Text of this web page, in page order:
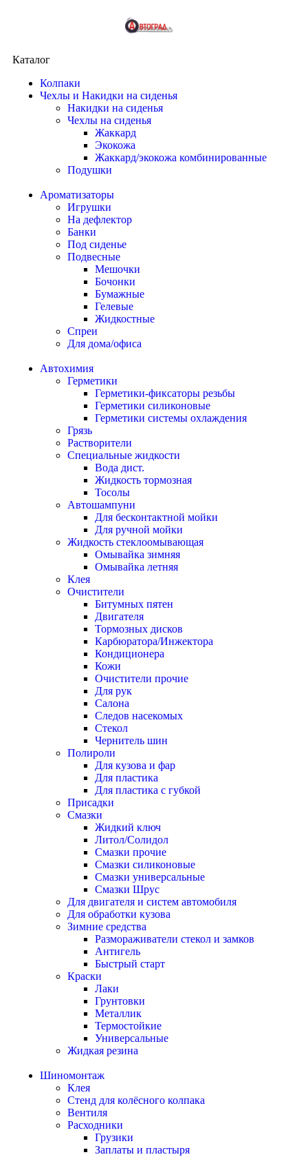
Каталог
Колпаки
Чехлы и Накидки на сиденья
Накидки на сиденья
Чехлы на сиденья
Жаккард
Экокожа
Жаккард/экокожа комбинированные
Подушки
Ароматизаторы
Игрушки
На дефлектор
Банки
Под сиденье
Подвесные
Мешочки
Бочонки
Бумажные
Гелевые
Жидкостные
Спреи
Для дома/офиса
Автохимия
Герметики
Герметики-фиксаторы резьбы
Герметики силиконовые
Герметики системы охлаждения
Грязь
Растворители
Специальные жидкости
Вода дист.
Жидкость тормозная
Тосолы
Автошампуни
Для бесконтактной мойки
Для ручной мойки
Жидкость стеклоомывающая
Омывайка зимняя
Омывайка летняя
Клея
Очистители
Битумных пятен
Двигателя
Тормозных дисков
Карбюратора/Инжектора
Кондиционера
Кожи
Очистители прочие
Для рук
Салона
Следов насекомых
Стекол
Чернитель шин
Полироли
Для кузова и фар
Для пластика
Для пластика с губкой
Присадки
Смазки
Жидкий ключ
Литол/Солидол
Смазки прочие
Смазки силиконовые
Смазки универсальные
Смазки Шрус
Для двигателя и систем автомобиля
Для обработки кузова
Зимние средства
Размораживатели стекол и замков
Антигель
Быстрый старт
Краски
Лаки
Грунтовки
Металлик
Термостойкие
Универсальные
Жидкая резина
Шиномонтаж
Клея
Стенд для колёсного колпака
Вентиля
Расходники
Грузики
Заплаты и пластыря